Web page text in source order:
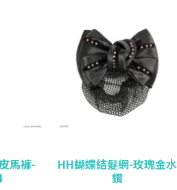
馬褲-
HH蝴蝶結髮網-玫瑰金水
鑽